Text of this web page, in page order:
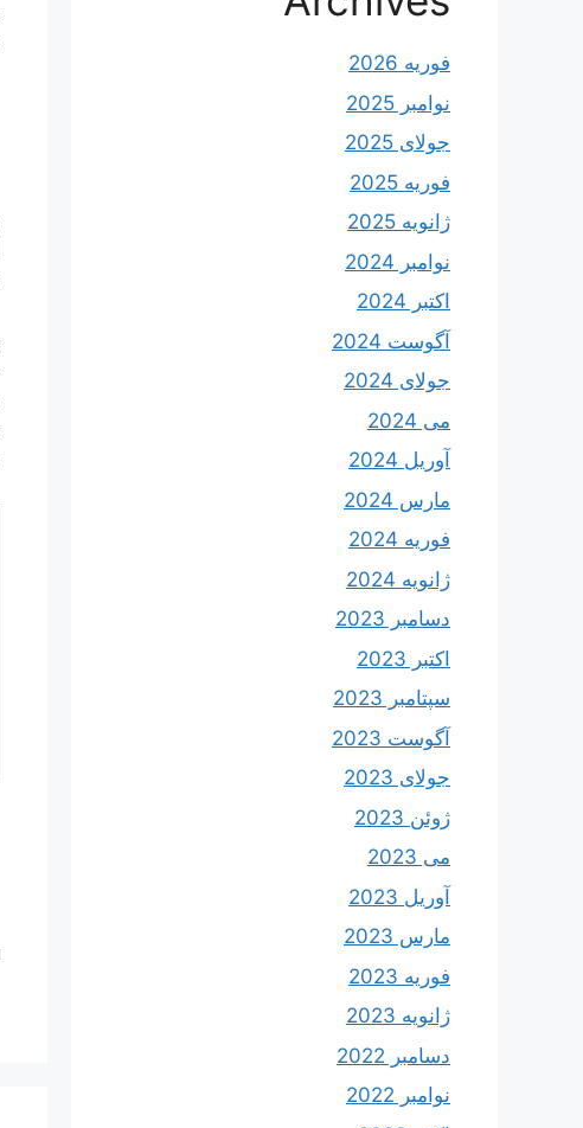
فوریه 2026
نوامبر 2025
جولای 2025
فوریه 2025
ژانویه 2025
نوامبر 2024
اکتبر 2024
آگوست 2024
جولای 2024
می 2024
آوریل 2024
مارس 2024
فوریه 2024
ژانویه 2024
دسامبر 2023
اکتبر 2023
سپتامبر 2023
آگوست 2023
جولای 2023
ژوئن 2023
می 2023
آوریل 2023
مارس 2023
فوریه 2023
ژانویه 2023
دسامبر 2022
نوامبر 2022